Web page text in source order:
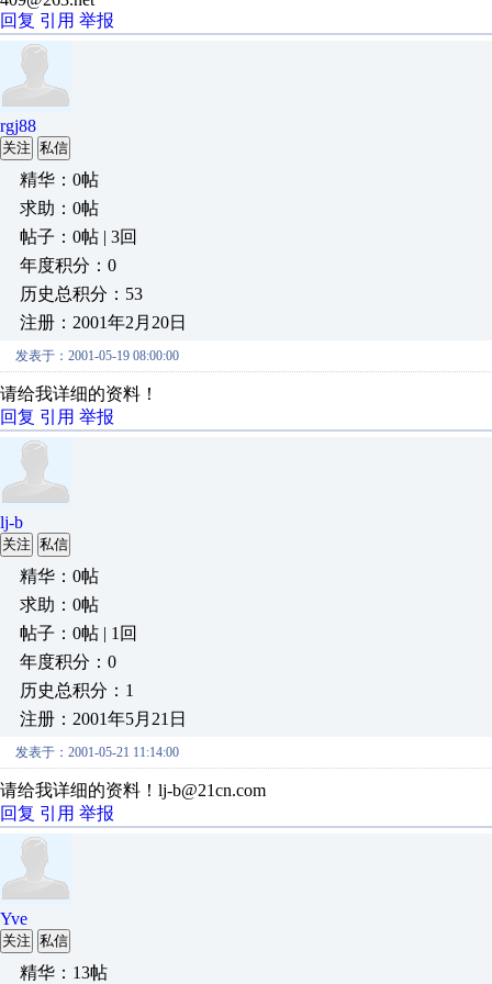
回复 引用 举报
rgj88
关注 私信
精华：0帖
求助：0帖
帖子：0帖 | 3回
年度积分：0
历史总积分：53
注册：2001年2月20日
发表于：2001-05-19 08:00:00
请给我详细的资料！
回复 引用 举报
lj-b
关注 私信
精华：0帖
求助：0帖
帖子：0帖 | 1回
年度积分：0
历史总积分：1
注册：2001年5月21日
发表于：2001-05-21 11:14:00
请给我详细的资料！lj-b@21cn.com
回复 引用 举报
Yve
关注 私信
精华：13帖